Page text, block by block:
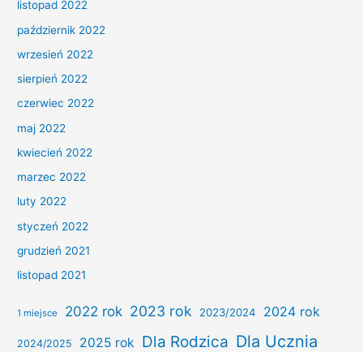
listopad 2022
październik 2022
wrzesień 2022
sierpień 2022
czerwiec 2022
maj 2022
kwiecień 2022
marzec 2022
luty 2022
styczeń 2022
grudzień 2021
listopad 2021
1 miejsce 2022 rok 2023 rok 2023/2024 2024 rok
2024/2025 2025 rok Dla Rodzica Dla Ucznia